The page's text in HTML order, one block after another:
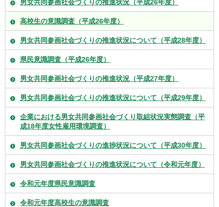
男女共同参画社会づくりの推進状況（平成26年度）
高校生の意識調査（平成26年度）
男女共同参画社会づくりの推進状況について（平成28年度）
県民意識調査（平成26年度）
男女共同参画社会づくりの推進状況（平成27年度）
男女共同参画社会づくりの推進状況について（平成29年度）
企業における男女共同参画社会づくり取組状況実態調査（平
成18年度女性雇用環境調査）
男女共同参画社会づくりの進捗状況について（平成30年度）
男女共同参画社会づくりの推進状況について（令和元年度）
令和元年度県民意識調査
令和元年度高校生の意識調査